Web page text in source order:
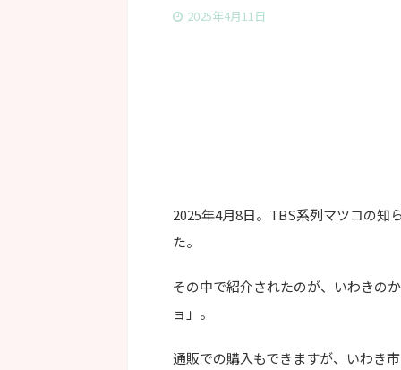
2025年4月11日
2025年4月8日。TBS系列マツコの知
た。
その中で紹介されたのが、いわきの
ョ」。
通販での購入もできますが、いわき